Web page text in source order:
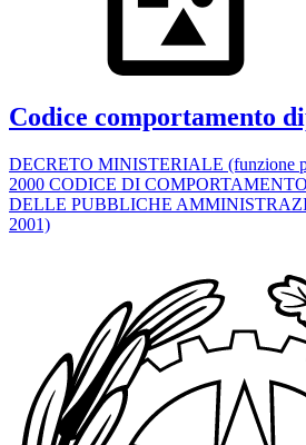
Codice comportamento
DECRETO MINISTERIALE (funzione
2000 CODICE DI
DELLE PUBBLICHE
2001)